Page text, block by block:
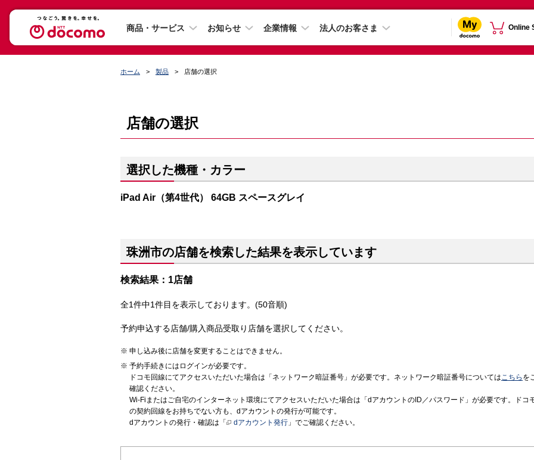
商品・サービス お知らせ 企業情報 法人のお客さま Online
ホーム 製品 店舗の選択
店舗の選択
選択した機種・カラー
iPad Air（第4世代） 64GB スペースグレイ
珠洲市の店舗を検索した結果を表示しています
検索結果：1店舗
全1件中1件目を表示しております。(50音順)
予約申込する店舗/購入商品受取り店舗を選択してください。
申し込み後に店舗を変更することはできません。
予約手続きにはログインが必要です。
ドコモ回線にてアクセスいただいた場合は「ネットワーク暗証番号」が必要です。ネットワーク暗証番号についてはこちら を
確認ください。
Wi-Fiまたはご自宅のインターネット環境にてアクセスいただいた場合は「dアカウントのID／パスワード」が必要です。ドコ
の契約回線をお持ちでない方も、dアカウントの発行が可能です。
dアカウントの発行・確認は「
dアカウント発行 」でご確認ください。